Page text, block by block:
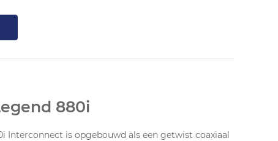
880i
Interconnect is opgebouwd als een getwist coaxiaal